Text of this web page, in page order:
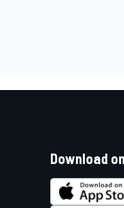
Download